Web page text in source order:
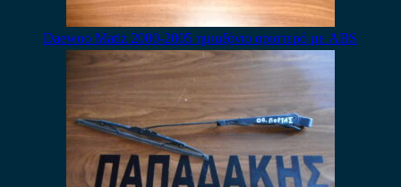
Daewoo Matiz 2000-2005 ημιαξόνιο αριστερό με ABS